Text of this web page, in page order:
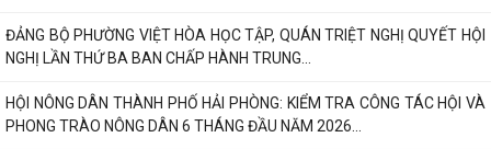
ĐẢNG BỘ PHƯỜNG VIỆT HÒA HỌC TẬP, QUÁN TRIỆT NGHỊ QUYẾT HỘI
NGHỊ LẦN THỨ BA BAN CHẤP HÀNH TRUNG...
HỘI NÔNG DÂN THÀNH PHỐ HẢI PHÒNG: KIỂM TRA CÔNG TÁC HỘI VÀ
PHONG TRÀO NÔNG DÂN 6 THÁNG ĐẦU NĂM 2026...